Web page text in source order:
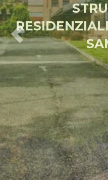
Previous